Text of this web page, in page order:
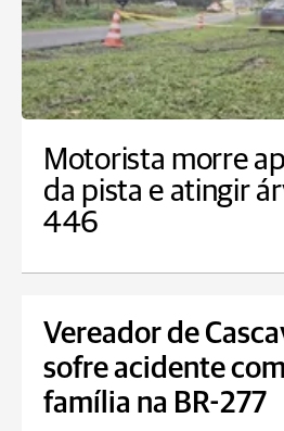
Motorista morre
da pista e atingir
446
Vereador de
sofre acidente
família na BR-277